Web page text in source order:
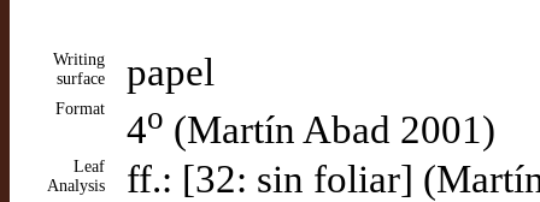
Writing
surface
papel
Format 4o (Martín Abad 2001)
Leaf
Analysis
ff.: [32: sin foliar]